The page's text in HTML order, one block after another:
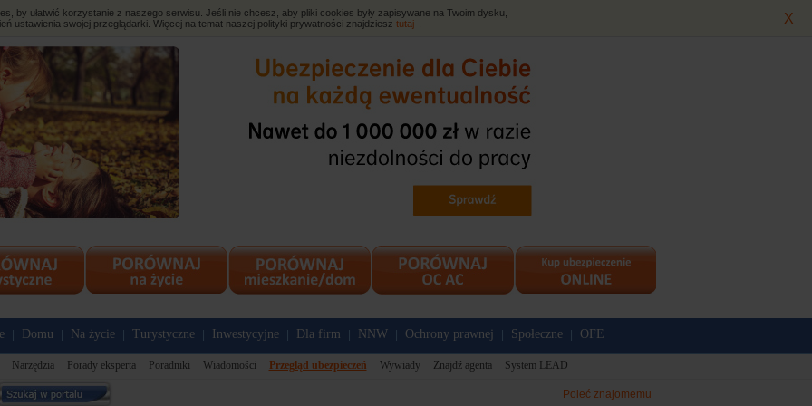
X
by ułatwić korzystanie z naszego serwisu. Jeśli nie chcesz, aby pliki cookies były zapisywane na Twoim dysku,
ustawienia swojej przeglądarki. Więcej na temat naszej polityki prywatności znajdziesz tutaj
Domu Na życie Turystyczne Inwestycyjne Dla firm NNW Ochrony prawnej Społeczne OFE
Narzędzia Porady eksperta Poradniki Wiadomości Przegląd ubezpieczeń Wywiady Znajdź agenta System LEAD
Poleć znajomemu